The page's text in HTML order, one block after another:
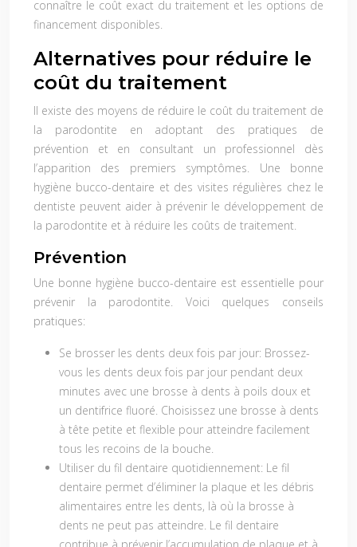
connaître le coût exact du traitement et les options de
financement disponibles.
Alternatives pour réduire le
coût du traitement
Il existe des moyens de réduire le coût du traitement de
la parodontite en adoptant des pratiques de
prévention et en consultant un professionnel dès
l’apparition des premiers symptômes. Une bonne
hygiène bucco-dentaire et des visites régulières chez le
dentiste peuvent aider à prévenir le développement de
la parodontite et à réduire les coûts de traitement.
Prévention
Une bonne hygiène bucco-dentaire est essentielle pour
prévenir la parodontite. Voici quelques conseils
pratiques:
Se brosser les dents deux fois par jour: Brossez-
vous les dents deux fois par jour pendant deux
minutes avec une brosse à dents à poils doux et
un dentifrice fluoré. Choisissez une brosse à dents
à tête petite et flexible pour atteindre facilement
tous les recoins de la bouche.
Utiliser du fil dentaire quotidiennement: Le fil
dentaire permet d’éliminer la plaque et les débris
alimentaires entre les dents, là où la brosse à
dents ne peut pas atteindre. Le fil dentaire